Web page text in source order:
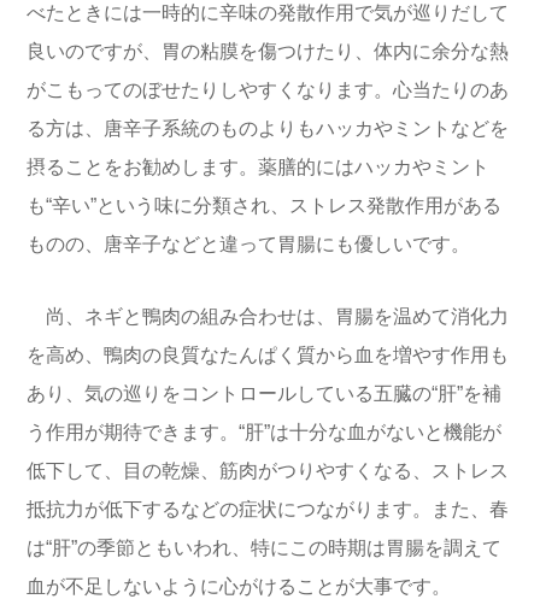
べたときには一時的に辛味の発散作用で気が巡りだして
良いのですが、胃の粘膜を傷つけたり、体内に余分な熱
がこもってのぼせたりしやすくなります。心当たりのあ
る方は、唐辛子系統のものよりもハッカやミントなどを
摂ることをお勧めします。 薬膳的にはハッカやミント
も“辛い”という味に分類され、ストレス発散作用がある
ものの、唐辛子などと違って胃腸にも優しいです。
尚、ネギと鴨肉の組み合わせは、胃腸を温めて消化力
を高め、鴨肉の良質なたんぱく質から血を増やす作用も
あり、気の巡りをコントロールしている五臓の“肝”を補
う作用が期待できます。“肝”は十分な血がないと機能が
低下して、目の乾燥、筋肉がつりやすくなる、ストレス
抵抗力が低下するなどの症状につながります。また、春
は“肝”の季節ともいわれ、特にこの時期は胃腸を調えて
血が不足しないように心がけることが大事です。